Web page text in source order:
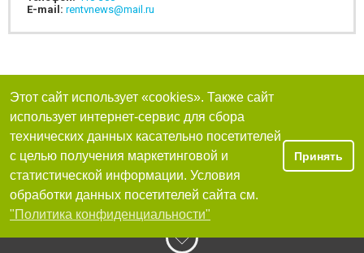
E-mail: rentvnews@mail.ru
Этот сайт использует «cookies». Также сайт
использует интернет-сервис для сбора
технических данных касательно посетителей
с целью получения маркетинговой и
статистической информации. Условия
обработки данных посетителей сайта см.
"Политика конфиденциальности"
Принять